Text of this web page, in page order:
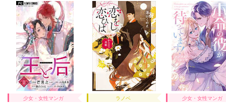
少女・女性マンガ ラノベ 少女・女性マンガ